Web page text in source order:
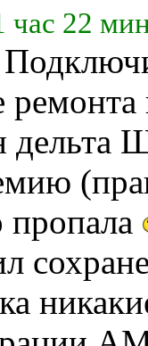
час 22
пропала